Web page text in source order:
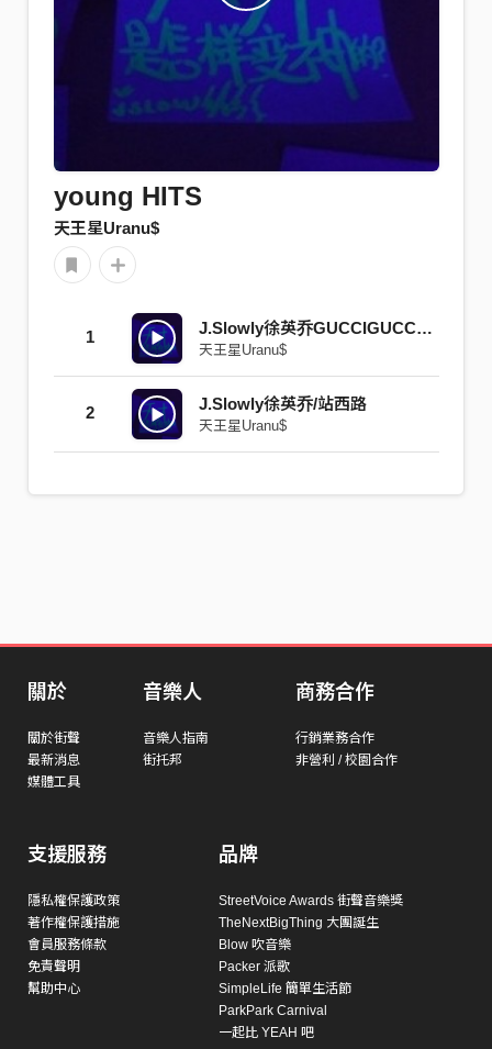
young HITS
天王星Uranu$
1 J.Slowly徐英乔GUCCIGUCCIfreestyle
天王星Uranu$
2 J.Slowly徐英乔/站西路
天王星Uranu$
關於
關於街聲
最新消息
媒體工具
音樂人
音樂人指南
街托邦
商務合作
行銷業務合作
非營利 / 校園合作
支援服務
隱私權保護政策
著作權保護措施
會員服務條款
免責聲明
幫助中心
品牌
StreetVoice Awards 街聲音樂獎
TheNextBigThing 大團誕生
Blow 吹音樂
Packer 派歌
SimpleLife 簡單生活節
ParkPark Carnival
一起比 YEAH 吧